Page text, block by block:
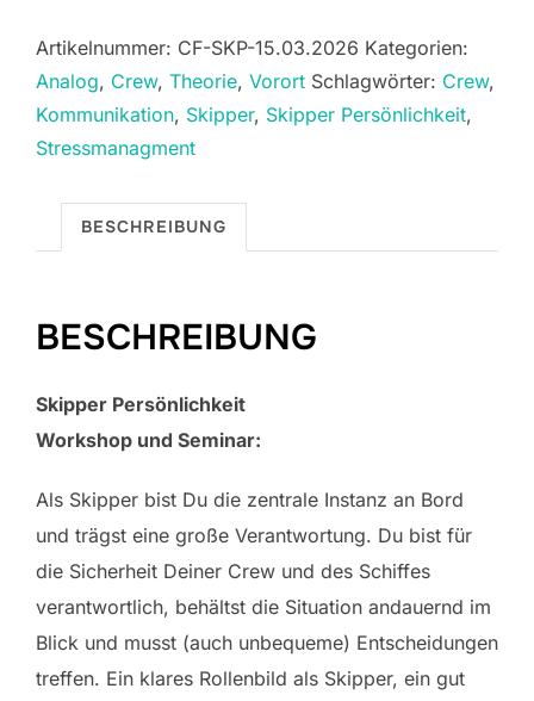
15.03.2026
Menge
Artikelnummer: CF-SKP-15.03.2026 Kategorien:
Analog, Crew, Theorie, Vorort Schlagwörter: Crew,
Kommunikation, Skipper, Skipper Persönlichkeit,
Stressmanagment
BESCHREIBUNG
BESCHREIBUNG
Skipper Persönlichkeit
Workshop und Seminar:
Als Skipper bist Du die zentrale Instanz an Bord
und trägst eine große Verantwortung. Du bist für
die Sicherheit Deiner Crew und des Schiffes
verantwortlich, behältst die Situation andauernd im
Blick und musst (auch unbequeme) Entscheidungen
treffen. Ein klares Rollenbild als Skipper, ein gut